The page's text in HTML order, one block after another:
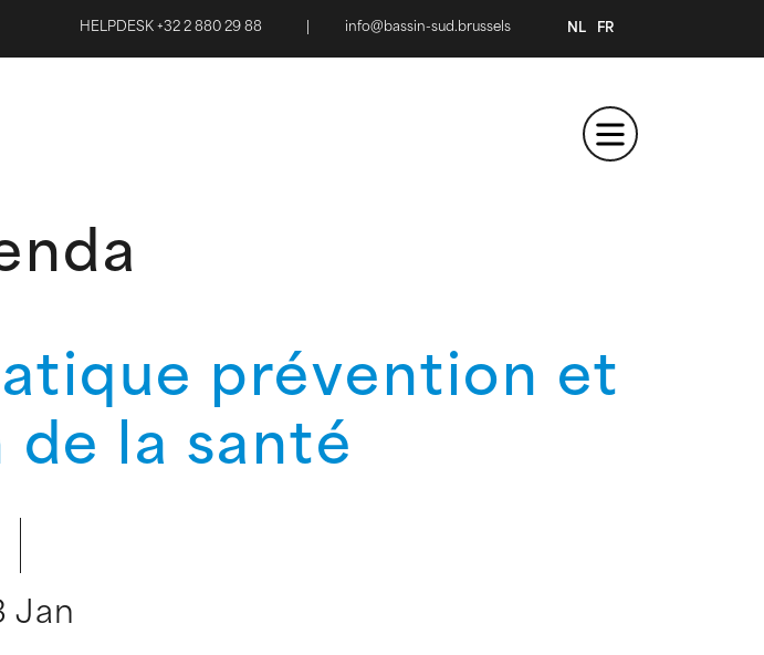
HELPDESK +32 2 880 29 88 info@bassin-sud.brussels NL FR
prévention et
la santé
Jan